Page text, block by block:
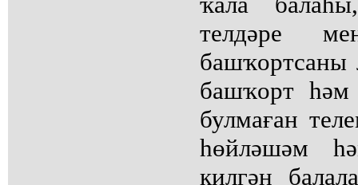
телдәре
башҡортсаны
башҡорт
булмаған
һөйләшәм
килгән